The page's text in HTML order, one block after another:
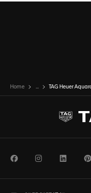
Home ... TAG Heuer
FacebookInstagram